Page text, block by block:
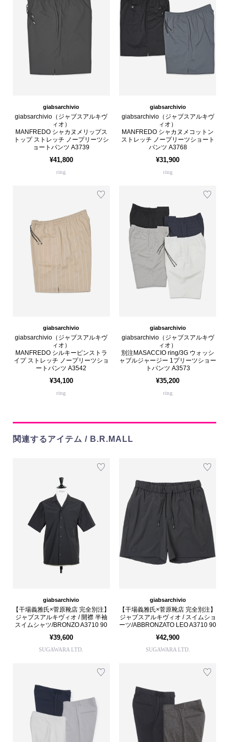
giabsarchivio
giabsarchivio（ジャブスアルキヴ
ィオ）
MANFREDO シャカヌメリップス
トップ ストレッチ ノープリーツシ
ョートパンツ A3739
¥41,800
ring
giabsarchivio
giabsarchivio（ジャブスアルキヴ
ィオ）
MANFREDO シャカヌメコットン
ストレッチ ノープリーツショート
パンツ A3768
¥31,900
ring
giabsarchivio
giabsarchivio（ジャブスアルキヴ
ィオ）
MANFREDO シルキーピンストラ
イプ ストレッチ ノープリーツショ
ートパンツ A3542
¥34,100
ring
giabsarchivio
giabsarchivio（ジャブスアルキヴ
ィオ）
別注MASACCIO ring/3G ウォッシ
ャブルジャージー 1プリーツショー
トパンツ A3573
¥35,200
ring
関連するアイテム / B.R.MALL
giabsarchivio
【干場義雅氏×菅原靴店 完全別注】
ジャブスアルキヴィオ / 開襟 半袖
スイムシャツ/BRONZO A3710 90
¥39,600
SUGAWARA LTD.
giabsarchivio
【干場義雅氏×菅原靴店 完全別注】
ジャブスアルキヴィオ / スイムショ
ーツ/ABBRONZATO LEO A3710 90
¥42,900
SUGAWARA LTD.